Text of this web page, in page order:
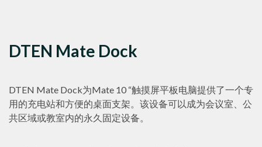
DTEN Mate Dock
DTEN Mate Dock为Mate 10 “触摸屏平板电脑提供了一个专
用的充电站和方便的桌面支架。该设备可以成为会议室、公
共区域或教室内的永久固定设备。